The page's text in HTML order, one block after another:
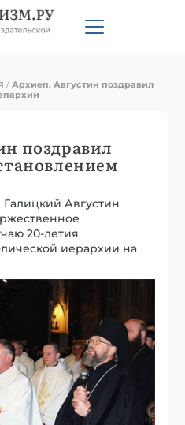
/Архиеп. Августин поздравил
поздравил
Августин
20-летия
иерархии на